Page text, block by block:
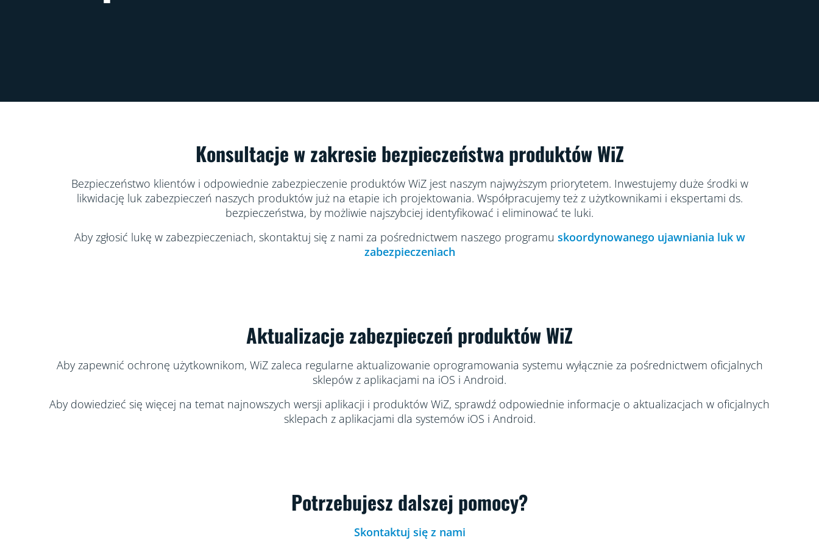
Konsultacje w zakresie bezpieczeństwa produktów WiZ
Bezpieczeństwo klientów i odpowiednie zabezpieczenie produktów WiZ jest naszym najwyższym priorytetem. Inwestujemy duże środki w
likwidację luk zabezpieczeń naszych produktów już na etapie ich projektowania. Współpracujemy też z użytkownikami i ekspertami ds.
bezpieczeństwa, by możliwie najszybciej identyfikować i eliminować te luki.
Aby zgłosić lukę w zabezpieczeniach, skontaktuj się z nami za pośrednictwem naszego programu skoordynowanego ujawniania luk w
zabezpieczeniach
Aktualizacje zabezpieczeń produktów WiZ
Aby zapewnić ochronę użytkownikom, WiZ zaleca regularne aktualizowanie oprogramowania systemu wyłącznie za pośrednictwem oficjalnych
sklepów z aplikacjami na iOS i Android.
Aby dowiedzieć się więcej na temat najnowszych wersji aplikacji i produktów WiZ, sprawdź odpowiednie informacje o aktualizacjach w oficjalnych
sklepach z aplikacjami dla systemów iOS i Android.
Potrzebujesz dalszej pomocy?
Skontaktuj się z nami